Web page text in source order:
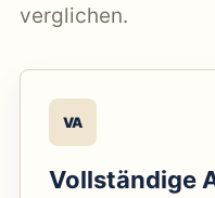
verglichen.
VA
Vollständige